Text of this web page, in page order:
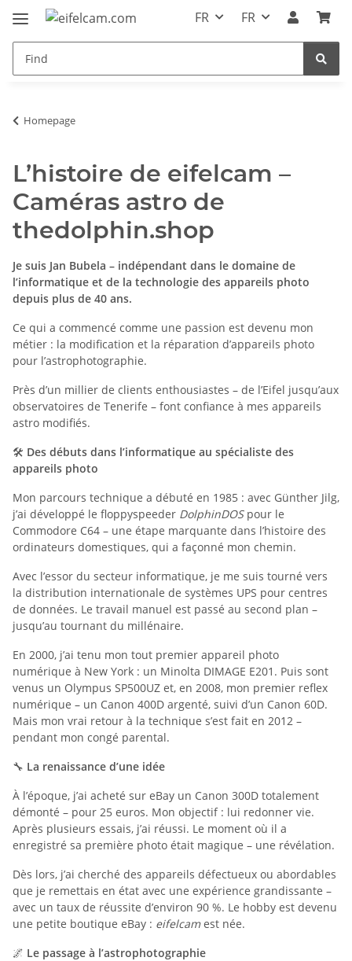
FR FR
Homepage
L’histoire de eifelcam –
Caméras astro de
thedolphin.shop
Je suis Jan Bubela – indépendant dans le domaine de
l’informatique et de la technologie des appareils photo
depuis plus de 40 ans.
Ce qui a commencé comme une passion est devenu mon
métier : la modification et la réparation d’appareils photo
pour l’astrophotographie.
Près d’un millier de clients enthousiastes – de l’Eifel jusqu’aux
observatoires de Tenerife – font confiance à mes appareils
astro modifiés.
🛠️ Des débuts dans l’informatique au spécialiste des
appareils photo
Mon parcours technique a débuté en 1985 : avec Günther Jilg,
j’ai développé le floppyspeeder DolphinDOSpour le
Commodore C64 – une étape marquante dans l’histoire des
ordinateurs domestiques, qui a façonné mon chemin.
Avec l’essor du secteur informatique, je me suis tourné vers
la distribution internationale de systèmes UPS pour centres
de données. Le travail manuel est passé au second plan –
jusqu’au tournant du millénaire.
En 2000, j’ai tenu mon tout premier appareil photo
numérique à New York : un Minolta DIMAGE E201. Puis sont
venus un Olympus SP500UZ et, en 2008, mon premier reflex
numérique – un Canon 400D argenté, suivi d’un Canon 60D.
Mais mon vrai retour à la technique s’est fait en 2012 –
pendant mon congé parental.
🔧 La renaissance d’une idée
À l’époque, j’ai acheté sur eBay un Canon 300D totalement
démonté – pour 25 euros. Mon objectif : lui redonner vie.
Après plusieurs essais, j’ai réussi. Le moment où il a
enregistré sa première photo était magique – une révélation.
Dès lors, j’ai cherché des appareils défectueux ou abordables
que je remettais en état avec une expérience grandissante –
avec un taux de réussite d’environ 90 %. Le hobby est devenu
une petite boutique eBay : eifelcamest née.
🌌 Le passage à l’astrophotographie